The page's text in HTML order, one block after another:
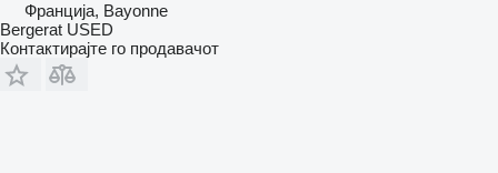
Франција, Bayonne
Bergerat USED
Контактирајте го продавачот